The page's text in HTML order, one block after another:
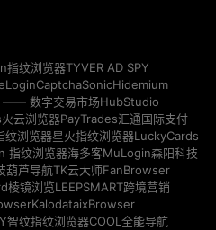
指纹浏览器TYVER AD SPY
CaptchaSonicHidemium
—— 数字交易市场HubStudio
火云浏览器PayTrades汇通国际支付
纹浏览器星火指纹浏览器LuckyCards
指纹浏览器海多客MuLogin森阳科技
葫芦导航TK云大师FanBrowser
棱镜浏览LEEPSMART跨境营销
KalodataixBrowser
智纹指纹浏览器COOL全能导航